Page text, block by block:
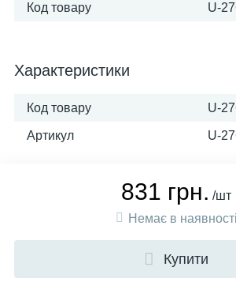
Код товару U-
Характеристики
Код товару U-
Артикул U-
831 грн. /шт
Немає в наявності
Купити